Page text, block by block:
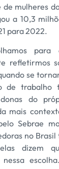
de mulheres
a 10,3
para 2022.
para
refletirmos
se
de trabalho
do
mais
Sebrae
no
dizem
nessa